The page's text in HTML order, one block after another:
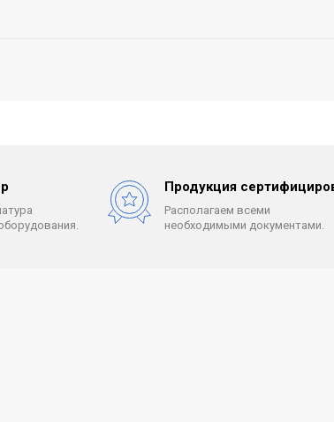
Продукция
Располагаем всеми
необходимыми документами.